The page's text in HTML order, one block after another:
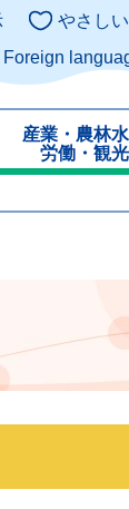
やさし
Foreign
産業・農林
労働・観光